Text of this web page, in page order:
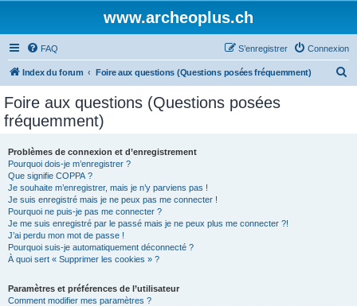
www.archeoplus.ch
FAQ Connexion
S’enregistrer
Index du forum Foire aux questions (Questions posées fréquemment)
Foire aux questions (Questions posées
fréquemment)
Problèmes de connexion et d’enregistrement
Pourquoi dois-je m’enregistrer ?
Que signifie COPPA ?
Je souhaite m’enregistrer, mais je n’y parviens pas !
Je suis enregistré mais je ne peux pas me connecter !
Pourquoi ne puis-je pas me connecter ?
Je me suis enregistré par le passé mais je ne peux plus me connecter ?!
J’ai perdu mon mot de passe !
Pourquoi suis-je automatiquement déconnecté ?
À quoi sert « Supprimer les cookies » ?
Paramètres et préférences de l’utilisateur
Comment modifier mes paramètres ?